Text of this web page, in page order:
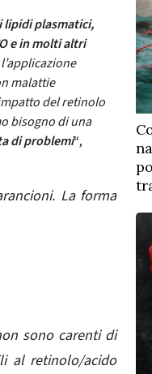
lipidi plasmatici,
e in molti altri
malattie
del retinolo
bisogno di una
di problemi“,
La forma
sono carenti di
al retinolo/acido